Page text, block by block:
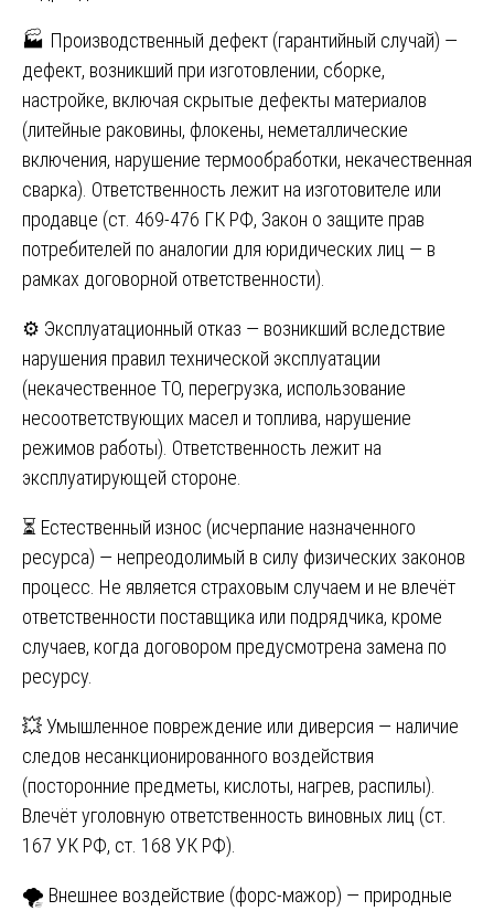
🏭 Производственный дефект (гарантийный случай) —
дефект, возникший при изготовлении, сборке,
настройке, включая скрытые дефекты материалов
(литейные раковины, флокены, неметаллические
включения, нарушение термообработки, некачественная
сварка). Ответственность лежит на изготовителе или
продавце (ст. 469-476 ГК РФ, Закон о защите прав
потребителей по аналогии для юридических лиц — в
рамках договорной ответственности).
⚙️ Эксплуатационный отказ — возникший вследствие
нарушения правил технической эксплуатации
(некачественное ТО, перегрузка, использование
несоответствующих масел и топлива, нарушение
режимов работы). Ответственность лежит на
эксплуатирующей стороне.
⏳ Естественный износ (исчерпание назначенного
ресурса) — непреодолимый в силу физических законов
процесс. Не является страховым случаем и не влечёт
ответственности поставщика или подрядчика, кроме
случаев, когда договором предусмотрена замена по
ресурсу.
💥 Умышленное повреждение или диверсия — наличие
следов несанкционированного воздействия
(посторонние предметы, кислоты, нагрев, распилы).
Влечёт уголовную ответственность виновных лиц (ст.
167 УК РФ, ст. 168 УК РФ).
🌪️ Внешнее воздействие (форс-мажор) — природные